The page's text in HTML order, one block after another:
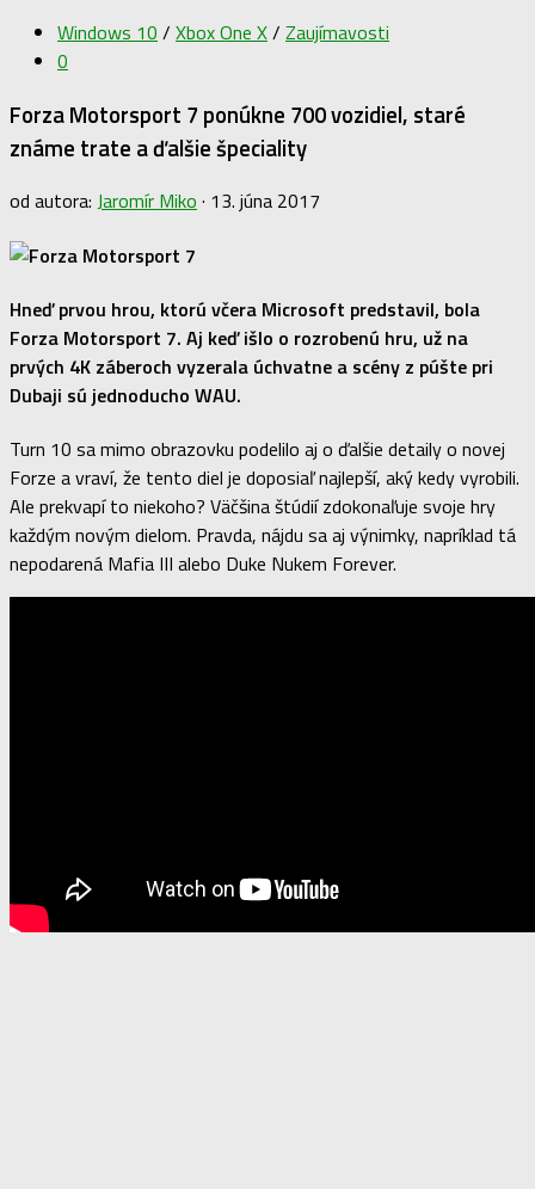
Windows 10 / Xbox One X/ Zaujímavosti
0
Forza Motorsport 7 ponúkne 700 vozidiel, staré
známe trate a ďalšie špeciality
od autora: Jaromír Miko · 13. júna 2017
Hneď prvou hrou, ktorú včera Microsoft predstavil, bola
Forza Motorsport 7. Aj keď išlo o rozrobenú hru, už na
prvých 4K záberoch vyzerala úchvatne a scény z púšte pri
Dubaji sú jednoducho WAU.
Turn 10 sa mimo obrazovku podelilo aj o ďalšie detaily o novej
Forze a vraví, že tento diel je doposiaľ najlepší, aký kedy vyrobili.
Ale prekvapí to niekoho? Väčšina štúdií zdokonaľuje svoje hry
každým novým dielom. Pravda, nájdu sa aj výnimky, napríklad tá
nepodarená Mafia III alebo Duke Nukem Forever.